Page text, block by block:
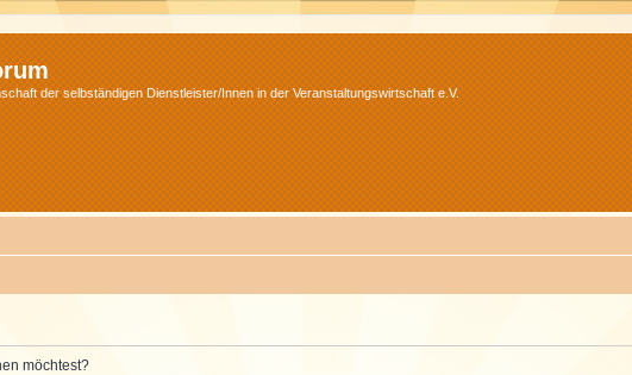
der selbständigen Dienstleister/Innen in der Veranstaltungswirtschaft e.V.
möchtest?